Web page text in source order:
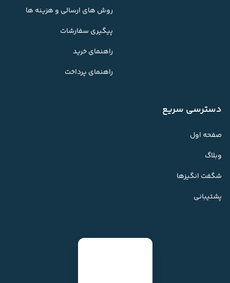
روش های ارسالی و هزینه ها
پیگیری سفارشات
راهنمای خرید
راهنمای پرداخت
دسترسی سریع
صفحه اول
وبلاگ
شگفت انگیزها
پشتیبانی